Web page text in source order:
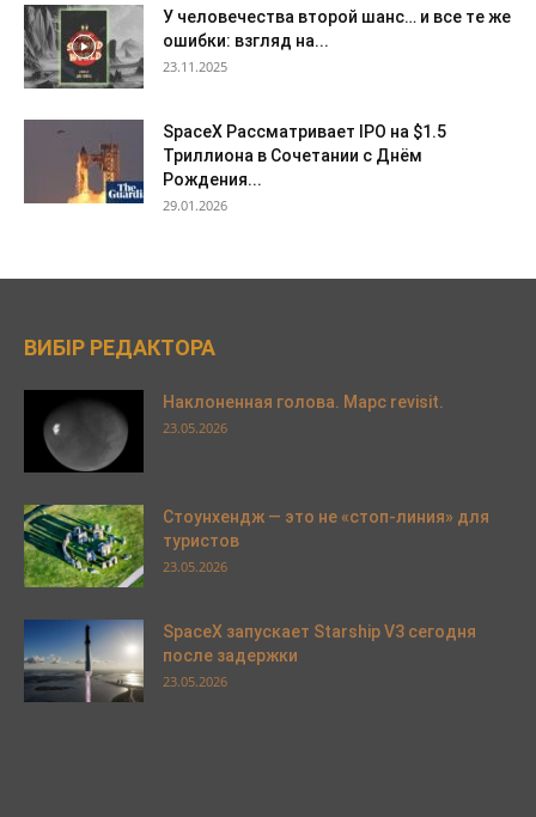
У человечества второй шанс… и все те же
ошибки: взгляд на...
23.11.2025
SpaceX Рассматривает IPO на $1.5
Триллиона в Сочетании с Днём
Рождения...
29.01.2026
ВИБІР РЕДАКТОРА
Наклоненная голова. Марс revisit.
23.05.2026
Стоунхендж — это не «стоп-линия» для
туристов
23.05.2026
SpaceX запускает Starship V3 сегодня
после задержки
23.05.2026